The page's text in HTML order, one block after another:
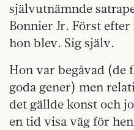
självutnämnde
Bonnier Jr. Först
hon blev. Sig själv.
Hon var begåvad (de
goda gener) men
det gällde konst och
en tid visa väg för